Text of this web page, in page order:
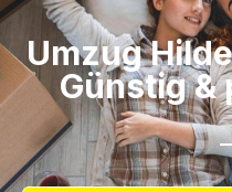
Umzug
Günstig &